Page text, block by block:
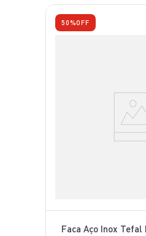
50%OFF
Faca Aço Inox Tefal